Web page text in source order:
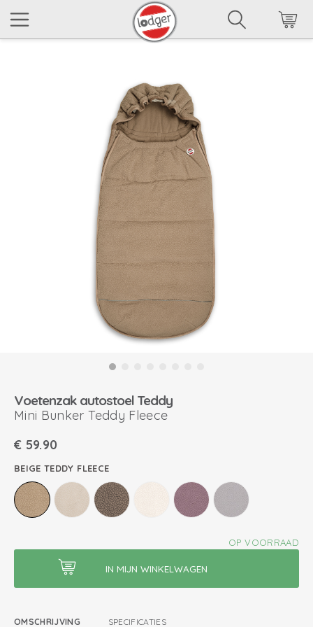
Voetenzak autostoel Teddy
Mini Bunker Teddy Fleece
€ 59.90
BEIGE TEDDY FLEECE
OP VOORRAAD
OMSCHRIJVING SPECIFICATIES